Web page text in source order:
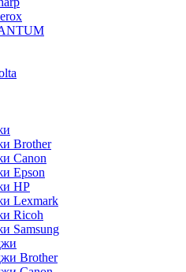
Brother
Canon
Epson
HP
Lexmark
Ricoh
Samsung
Brother